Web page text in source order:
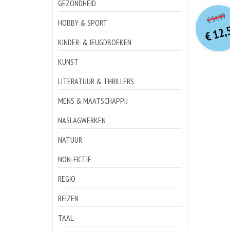
GEZONDHEID
HOBBY & SPORT
KINDER- & JEUGDBOEKEN
KUNST
LITERATUUR & THRILLERS
MENS & MAATSCHAPPIJ
NASLAGWERKEN
NATUUR
NON-FICTIE
REGIO
REIZEN
TAAL
€34,99
€